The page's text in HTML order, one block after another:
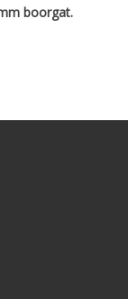
boorgat.